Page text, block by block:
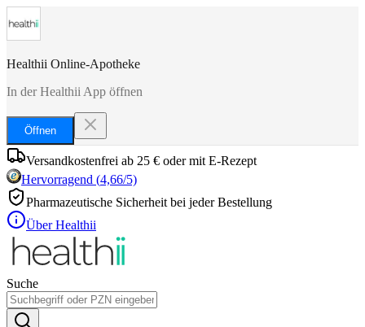
Healthii Online-Apotheke
In der Healthii App öffnen
Öffnen
Versandkostenfrei ab 25 € oder mit E-Rezept
Hervorragend (4,66/5)
Pharmazeutische Sicherheit bei jeder Bestellung
Über Healthii
Suche